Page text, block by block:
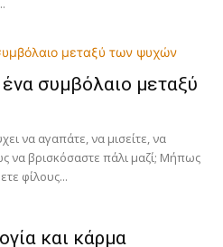
συμβόλαιο μεταξύ
να αγαπάτε, να μισείτε, να
να βρισκόσαστε πάλι μαζί; Μήπως
φίλους...
και κάρμα